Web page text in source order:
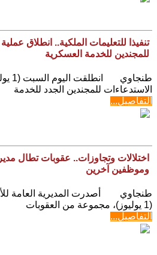
تنفيذا للتعليمات الملكية.. انطلاق
للمجندين للخدمة العسكرية
الاستدعاءات للمجندين الجدد للخدمة
التفاصيل...
اختلالات وتجاوزات.. عقوبات تطال
وموظفين آخرين
طنجاوي أصدرت المديرية العامة
(1 يوليوز)، مجموعة من العقوبات
التفاصيل...